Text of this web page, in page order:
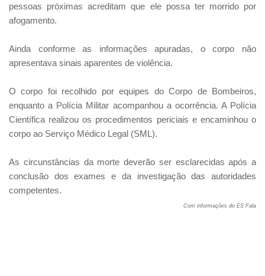
pessoas próximas acreditam que ele possa ter morrido por
afogamento.
Ainda conforme as informações apuradas, o corpo não
apresentava sinais aparentes de violência.
O corpo foi recolhido por equipes do Corpo de Bombeiros,
enquanto a Polícia Militar acompanhou a ocorrência. A Polícia
Científica realizou os procedimentos periciais e encaminhou o
corpo ao Serviço Médico Legal (SML).
As circunstâncias da morte deverão ser esclarecidas após a
conclusão dos exames e da investigação das autoridades
competentes.
Com informações do ES Fala